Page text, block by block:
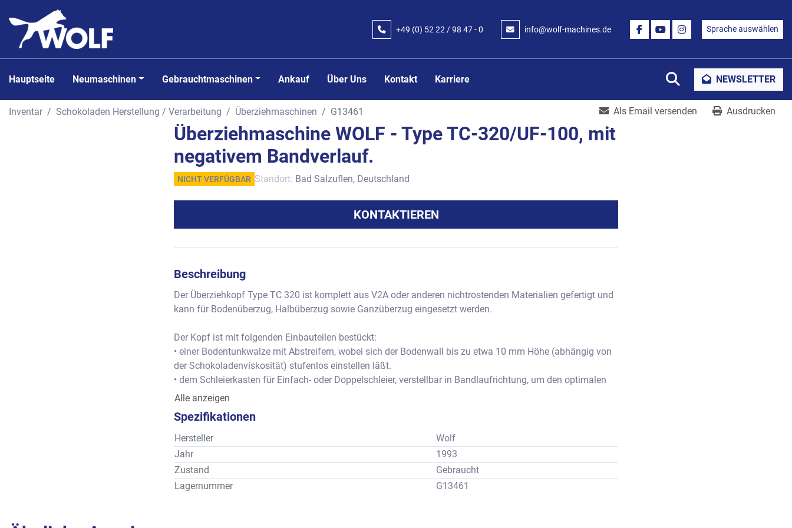
+49 (0) 52 22 / 98 47 - 0 info@wolf-machines.de
FACEBOOK
YOUTUBEINSTAGRAM
Sprache auswählen
Hauptseite Neumaschinen Gebrauchtmaschinen Ankauf Über Uns Kontakt Karriere SucheNEWSLETTER
Inventar Schokoladen Herstellung / Verarbeitung Überziehmaschinen G13461 Als Email versenden Ausdrucken
Überziehmaschine WOLF - Type TC-320/UF-100, mit
negativem Bandverlauf.
NICHT VERFÜGBAR Standort: Bad Salzuflen, Deutschland
KONTAKTIEREN
Beschreibung
Der Überziehkopf Type TC 320 ist komplett aus V2A oder anderen nichtrostenden Materialien gefertigt und
kann für Bodenüberzug, Halbüberzug sowie Ganzüberzug eingesetzt werden.
Der Kopf ist mit folgenden Einbauteilen bestückt:
• einer Bodentunkwalze mit Abstreifern, wobei sich der Bodenwall bis zu etwa 10 mm Höhe (abhängig von
der Schokoladenviskosität) stufenlos einstellen läßt.
• dem Schleierkasten für Einfach- oder Doppelschleier, verstellbar in Bandlaufrichtung, um den optimalen
Überzugspunkt  voraus bestimmen zu können.
• einer mechanischen Rüttelvorrichtung.
• einer Leckwelle, einschl. Gitterbandhebevorrichtung.
• der Entschwänzerwelle am Auslauf der Überziehmaschine, welche für beide Drehrichtungen eingesetzt
werden kann.
• die flachen Behälterbodenplatten sind elektrisch beheizt, die Heizleistung kann stufenlos geregelt werden,
um die Temperatur den Erfordernissen anzupassen.
Alle anzeigen
Spezifikationen
Hersteller
Wolf
Jahr
1993
Zustand
Gebraucht
Lagernummer
G13461